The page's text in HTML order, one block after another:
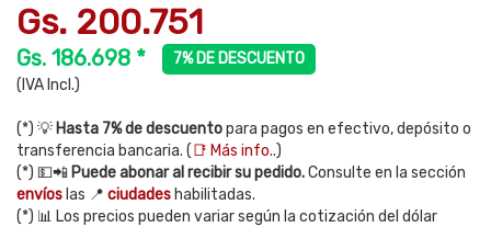
Gs. 200.751
Gs. 186.698 *
7% DE DESCUENTO
(IVA Incl.)
(*) 💡 Hasta 7% de descuentopara pagos en efectivo, depósito o
transferencia bancaria. (📑 Más info..)
(*) 💵📲 Puede abonar al recibir su pedido.Consulte en la sección
envíos las 📍 ciudades habilitadas.
(*) 📊 Los precios pueden variar según la cotización del dólar